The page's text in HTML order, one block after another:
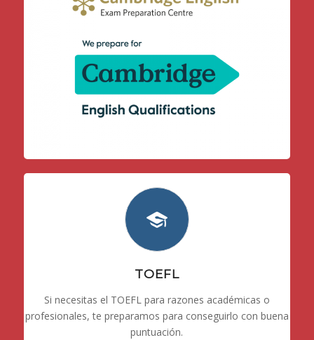
TOEFL
Si necesitas el TOEFL para razones académicas o
profesionales, te preparamos para conseguirlo con buena
puntuación.